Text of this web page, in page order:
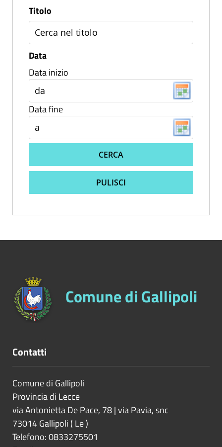
Titolo
Data
Data inizio
Data fine
CERCA
PULISCI
Comune di Gallipoli
Contatti
Comune di Gallipoli
Provincia di Lecce
via Antonietta De Pace, 78 | via Pavia, snc
73014Gallipoli ( Le)
Telefono: 0833275501